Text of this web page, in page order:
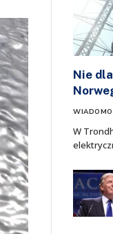
Nie
W